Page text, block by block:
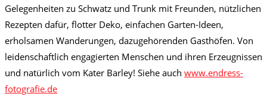
Gelegenheiten zu Schwatz und Trunk mit Freunden, nützlichen
Rezepten dafür, flotter Deko, einfachen Garten-Ideen,
erholsamen Wanderungen, dazugehörenden Gasthöfen. Von
leidenschaftlich engagierten Menschen und ihren Erzeugnissen
und natürlich vom Kater Barley! Siehe auch www.endress-
fotografie.de